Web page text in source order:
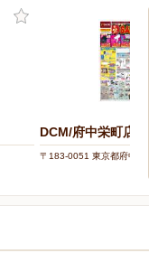
DCM/府中栄町店
〒183-0051 東京都府中市